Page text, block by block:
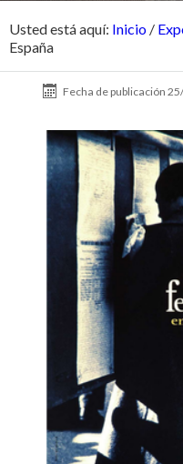
Usted está aquí: Inicio /
España
Fecha de publicación